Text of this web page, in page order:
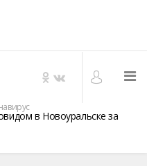
в Новоуральске за